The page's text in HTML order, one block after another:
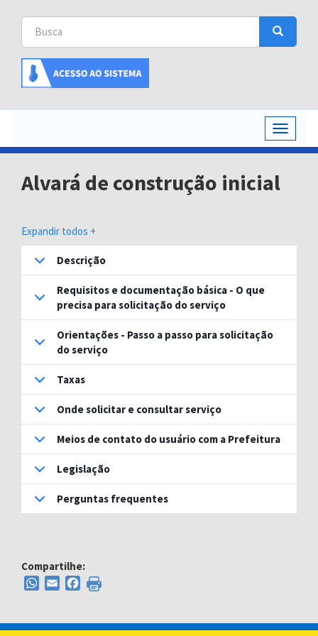
Buscar
Busca
Busca
Toggle
Alvará de construção inicial
Expandir todos +
Descrição
Requisitos e documentação básica - O que
precisa para solicitação do serviço
Orientações - Passo a passo para solicitação
do serviço
Taxas
Onde solicitar e consultar serviço
Meios de contato do usuário com a Prefeitura
Legislação
Perguntas frequentes
Compartilhe:
WhatsApp
EmailFacebook